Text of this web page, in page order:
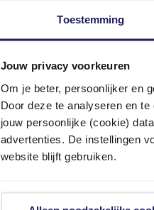
Toestemming
Jouw privacy voorkeuren
Om je beter, persoonlijker en
Door deze te analyseren en
jouw persoonlijke (cookie)
advertenties. De instellingen
website blijft gebruiken.